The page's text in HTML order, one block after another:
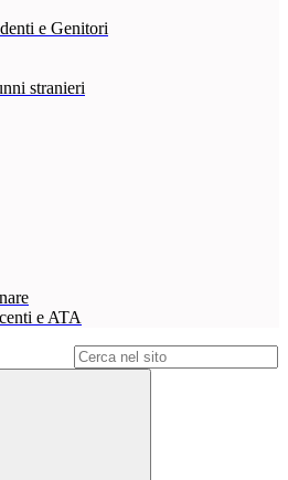
e Genitori
stranieri
e ATA